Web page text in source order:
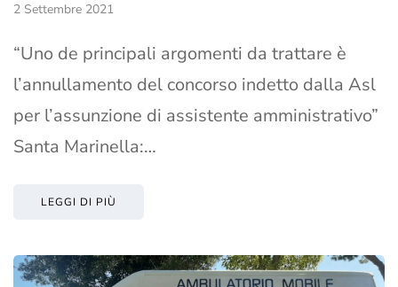
2 Settembre 2021
“Uno de principali argomenti da trattare è
l’annullamento del concorso indetto dalla Asl
per l’assunzione di assistente amministrativo”
Santa Marinella:…
LEGGI DI PIÙ